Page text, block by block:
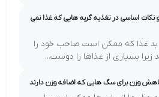
نکات اساسی در تغذیه گربه هایی که غذا نمی
غذا که ممکن است صاحب خود را
زیرا بسیاری از غذاها را دوست...
وزن برای سگ هایی که اضافه وزن دارند